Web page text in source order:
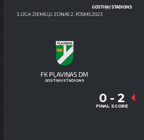
3. LĪGA ZIEMEĻU ZONAS 2. POSMS 2023
GOSTIŅU STADIONS
FK PĻAVIŅAS DM
GOSTIŅU STADIONS
0 - 2
FINAL SCORE